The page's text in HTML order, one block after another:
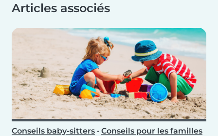
Articles associés
Conseils baby-sitters • Conseils pour les familles